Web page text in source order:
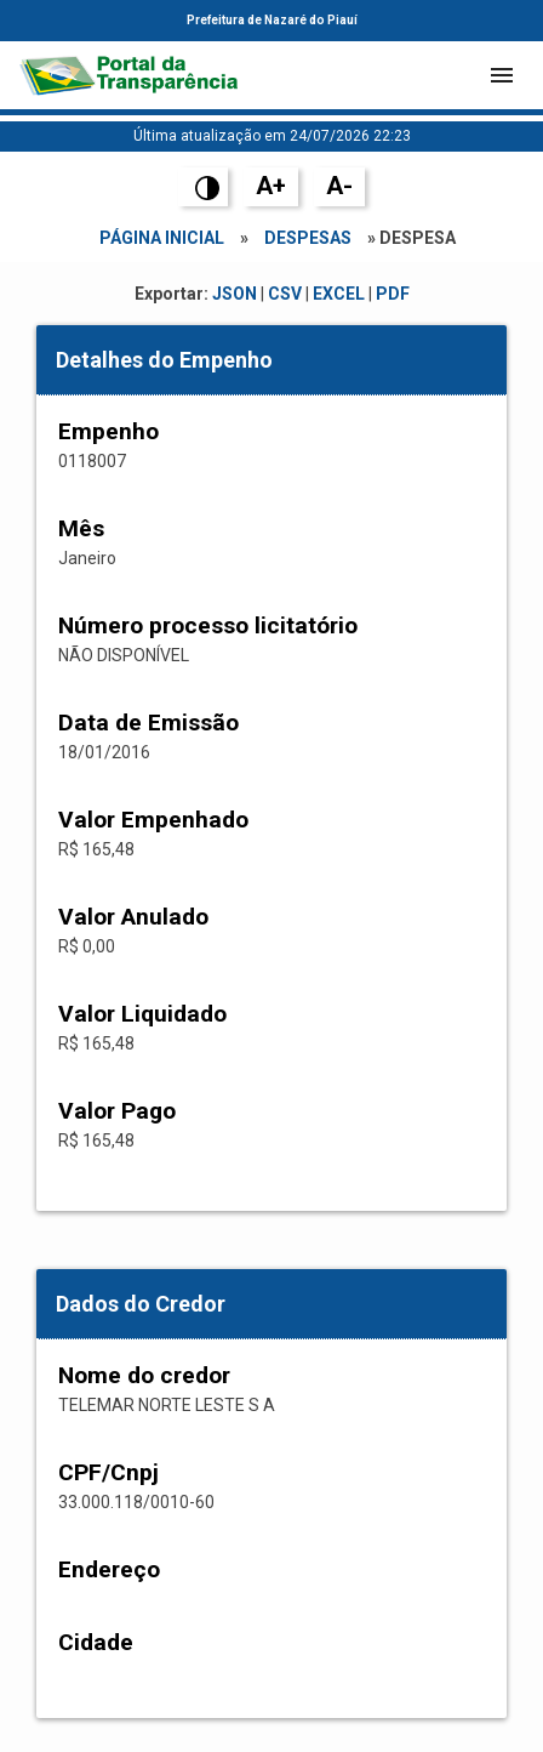
Prefeitura de Nazaré do Piauí
Última atualização em 24/07/2026 22:23
A+ A-
PÁGINA INICIAL » DESPESAS » DESPESA
Exportar: JSON CSV| EXCEL| PDF
Detalhes do Empenho
Empenho
0118007
Mês
Janeiro
Número processo licitatório
NÃO DISPONÍVEL
Data de Emissão
18/01/2016
Valor Empenhado
R$ 165,48
Valor Anulado
R$ 0,00
Valor Liquidado
R$ 165,48
Valor Pago
R$ 165,48
Dados do Credor
Nome do credor
TELEMAR NORTE LESTE S A
CPF/Cnpj
33.000.118/0010-60
Endereço
Cidade